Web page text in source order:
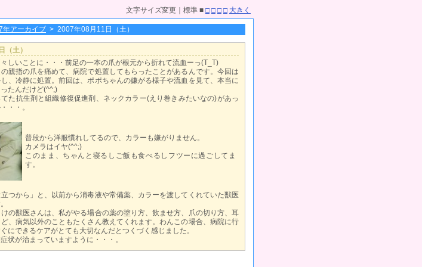
文字サイズ変更｜標準 ■ □ □ □ □ 大きく
年アーカイブ > 2007年08月11日（土）
（土）
しいことに・・・前足の一本の爪が根元から折れて流血ーっ(T_T)
親指の爪を痛めて、病院で処置してもらったことがあるんです。今回は
、冷静に処置。前回は、ポポちゃんの嫌がる様子や流血を見て、本当に
たんだけど(^^;)
た抗生剤と組織修復促進剤、ネックカラー(えり巻きみたいなの)があっ
・・。
普段から洋服慣れしてるので、カラーも嫌がりません。
カメラはイヤ(^^;)
このまま、ちゃんと寝るしご飯も食べるしフツーに過ごしてま
す。
立つから」と、以前から消毒液や常備薬、カラーを渡してくれていた獣医
の獣医さんは、私がやる場合の薬の塗り方、飲ませ方、爪の切り方、耳
、病気以外のこともたくさん教えてくれます。わんこの場合、病院に行
にできるケアがとても大切なんだとつくづく感じました。
状が治まっていますように・・・。